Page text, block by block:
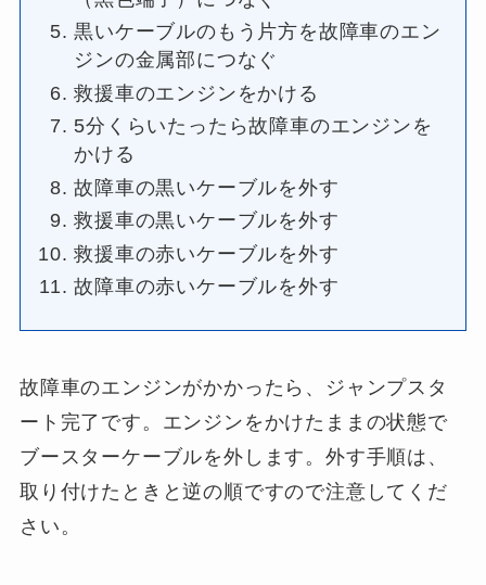
黒いケーブルのもう片方を故障車のエン
ジンの金属部につなぐ
救援車のエンジンをかける
5分くらいたったら故障車のエンジンを
かける
故障車の黒いケーブルを外す
救援車の黒いケーブルを外す
救援車の赤いケーブルを外す
故障車の赤いケーブルを外す
故障車のエンジンがかかったら、ジャンプスタ
ート完了です。エンジンをかけたままの状態で
ブースターケーブルを外します。外す手順は、
取り付けたときと逆の順ですので注意してくだ
さい。